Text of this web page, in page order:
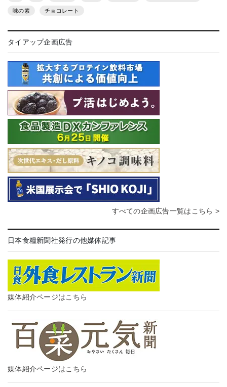
味の素 チョコレート
タイアップ企画広告
すべての企画広告一覧はこちら >
日本食糧新聞社発行の他媒体記事
媒体紹介ページはこちら
媒体紹介ページはこちら